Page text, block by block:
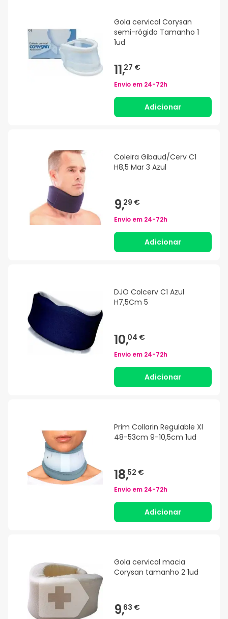
Gola cervical Corysan
semi-rógido Tamanho 1
1ud
11,27 €
Envio em 24-72h
Adicionar
Coleira Gibaud/Cerv C1
H8,5 Mar 3 Azul
9,29 €
Envio em 24-72h
Adicionar
DJO Colcerv C1 Azul
H7,5Cm 5
10,04 €
Envio em 24-72h
Adicionar
Prim Collarin Regulable Xl
48-53cm 9-10,5cm 1ud
18,52 €
Envio em 24-72h
Adicionar
Gola cervical macia
Corysan tamanho 2 1ud
9,63 €